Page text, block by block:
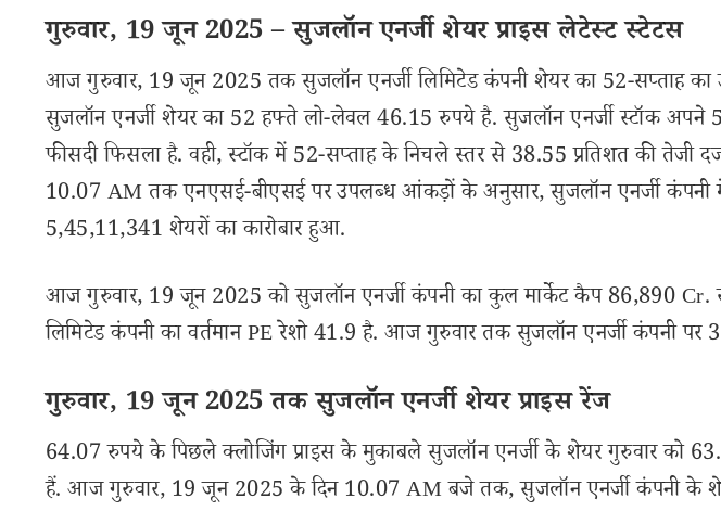
गुरुवार, 19 जून 2025 – सुजलॉन एनर्जी शेयर प्राइस लेटेस्ट स्टेटस
आज गुरुवार, 19 जून 2025 तक सुजलॉन एनर्जी लिमिटेड कंपनी शेयर का 52-सप्ताह
सुजलॉन एनर्जी शेयर का 52 हफ्ते लो-लेवल 46.15 रुपये है. सुजलॉन एनर्जी स्टॉक अपने
फीसदी फिसला है. वही, स्टॉक में 52-सप्ताह के निचले स्तर से 38.55 प्रतिशत की तेजी
10.07 AM तक एनएसई-बीएसई पर उपलब्ध आंकड़ों के अनुसार, सुजलॉन एनर्जी कंपनी में
5,45,11,341 शेयरों का कारोबार हुआ.
आज गुरुवार, 19 जून 2025 को सुजलॉन एनर्जी कंपनी का कुल मार्केट कैप 86,890 Cr.
लिमिटेड कंपनी का वर्तमान PE रेशो 41.9 है. आज गुरुवार तक सुजलॉन एनर्जी कंपनी पर
गुरुवार, 19 जून 2025 तक सुजलॉन एनर्जी शेयर प्राइस रेंज
64.07 रुपये के पिछले क्लोजिंग प्राइस के मुकाबले सुजलॉन एनर्जी के शेयर गुरुवार को
हैं. आज गुरुवार, 19 जून 2025 के दिन 10.07 AM बजे तक, सुजलॉन एनर्जी कंपनी के